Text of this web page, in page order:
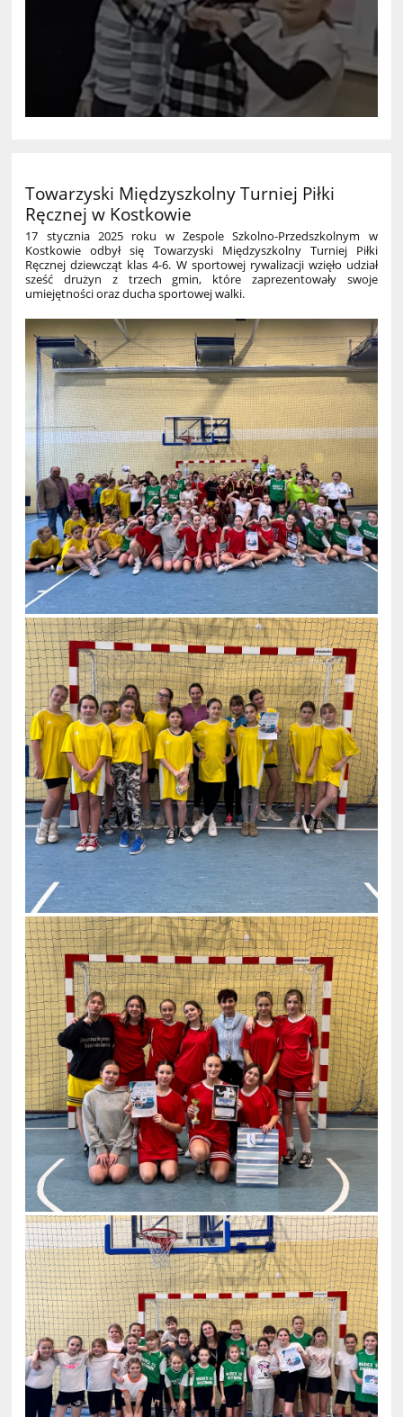
Towarzyski Międzyszkolny Turniej Piłki
Ręcznej w Kostkowie
17 stycznia 2025 roku w Zespole Szkolno-Przedszkolnym w
Kostkowie odbył się Towarzyski Międzyszkolny Turniej Piłki
Ręcznej dziewcząt klas 4-6. W sportowej rywalizacji wzięło udział
sześć drużyn z trzech gmin, które zaprezentowały swoje
umiejętności oraz ducha sportowej walki.